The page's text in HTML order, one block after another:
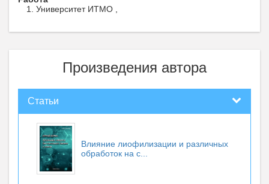
Университет ИТМО ,
Произведения автора
Статьи
Влияние лиофилизации и различных
обработок на с...